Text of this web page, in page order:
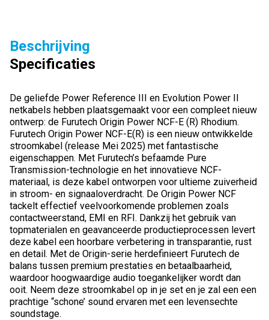
Beschrijving
Specificaties
De geliefde Power Reference III en Evolution Power II
netkabels hebben plaatsgemaakt voor een compleet nieuw
ontwerp: de Furutech Origin Power NCF-E (R) Rhodium.
Furutech Origin Power NCF-E(R) is een nieuw ontwikkelde
stroomkabel (release Mei 2025) met fantastische
eigenschappen. Met Furutech’s befaamde Pure
Transmission-technologie en het innovatieve NCF-
materiaal, is deze kabel ontworpen voor ultieme zuiverheid
in stroom- en signaaloverdracht. De Origin Power NCF
tackelt effectief veelvoorkomende problemen zoals
contactweerstand, EMI en RFI. Dankzij het gebruik van
topmaterialen en geavanceerde productieprocessen levert
deze kabel een hoorbare verbetering in transparantie, rust
en detail. Met de Origin-serie herdefinieert Furutech de
balans tussen premium prestaties en betaalbaarheid,
waardoor hoogwaardige audio toegankelijker wordt dan
ooit. Neem deze stroomkabel op in je set en je zal een een
prachtige “schone’ sound ervaren met een levensechte
soundstage.